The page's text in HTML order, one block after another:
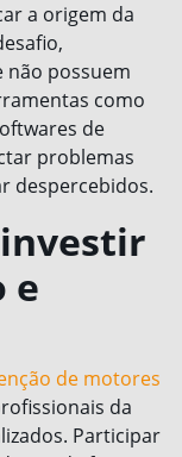
a origem da
não possuem
como
de
problemas
despercebidos.
e
de motores
da
Participar